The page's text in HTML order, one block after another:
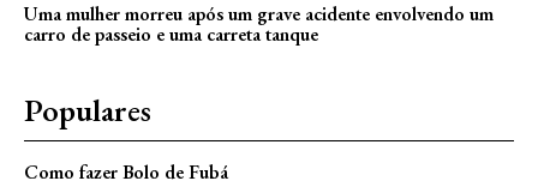
Uma mulher morreu após um grave acidente envolvendo um
carro de passeio e uma carreta tanque
Populares
Como fazer Bolo de Fubá